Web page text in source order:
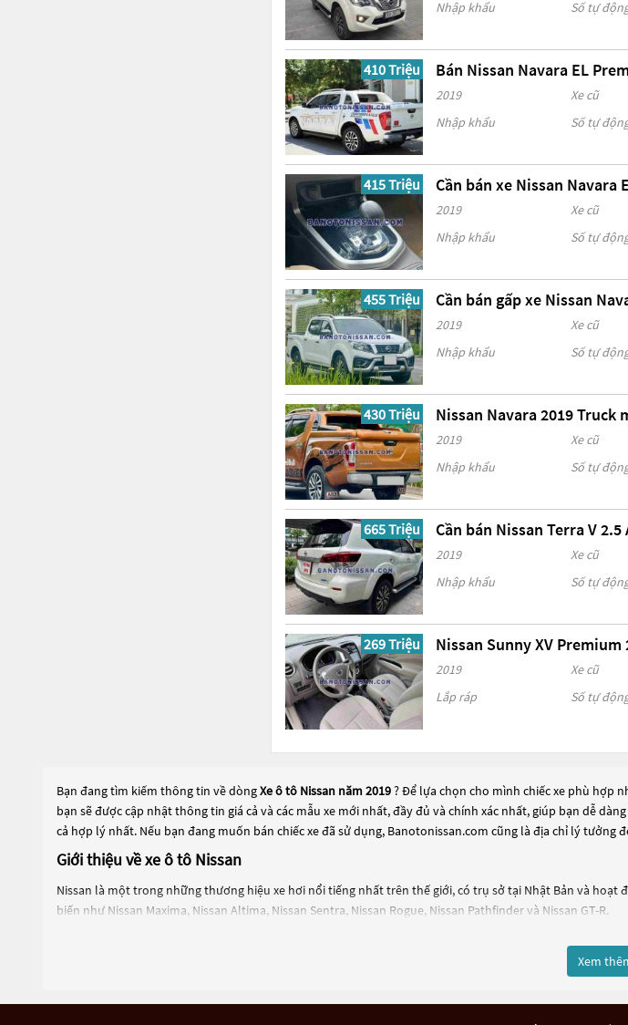
Nhập khẩu
Số tự
410 Triệu Bán Nissan Navara EL
2019 Xe cũ
Nhập khẩu
Số tự
415 Triệu Cần bán xe Nissan Navara
2019 Xe cũ
Nhập khẩu
Số tự
455 Triệu Cần bán gấp xe Nissan
2019 Xe cũ
Nhập khẩu
Số tự
430 Triệu Nissan Navara 2019 Truck
2019 Xe cũ
Nhập khẩu
Số tự
665 Triệu Cần bán Nissan Terra V
2019 Xe cũ
Nhập khẩu
Số tự
269 Triệu Nissan Sunny XV
2019 Xe cũ
Lắp ráp
Số tự
Bạn đang tìm kiếm thông tin về dòngXe ô tô Nissan năm 2019? Để lựa chọn cho mình chiếc xe phù hợp
bạn sẽ được cập nhật thông tin giá cả và các mẫu xe mới nhất, đầy đủ và chính xác nhất, giúp bạn dễ
cả hợp lý nhất. Nếu bạn đang muốn bán chiếc xe đã sử dụng, Banotonissan.com cũng là địa chỉ lý
Giới thiệu về xe ô tô Nissan
Nissan là một trong những thương hiệu xe hơi nổi tiếng nhất trên thế giới, có trụ sở tại Nhật Bản và
biến như Nissan Maxima, Nissan Altima, Nissan Sentra, Nissan Rogue, Nissan Pathfinder và Nissan GT-R.
Rogue được trang bị động cơ xăng và hybrid, có khả năng vận hành linh hoạt trên nhiều địa hình khác
Xem